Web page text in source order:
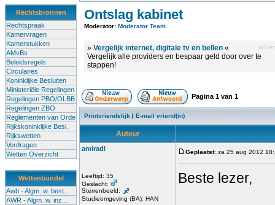
Rechtsbronnen
Rechtspraak
Kamervragen
Kamerstukken
AMvBs
Beleidsregels
Circulaires
Koninklijke Besluiten
Ministeriële Regelingen
Regelingen PBO/OLBB
Regelingen ZBO
Reglementen van Orde
Rijkskoninklijke Besl.
Rijkswetten
Verdragen
Wetten Overzicht
Wettenbundel
Awb - Algm. w. best...
AWR - Algm. w. inz...
Ontslag kabinet
Moderator: Moderator Team
» Vergelijk internet, digitale tv en bellen «
Vergelijk alle providers en bespaar geld door over te
stappen!
Pagina 1 van 1
Printvriendelijk | E-mail vriend(in)
Auteur
amiradl
Leeftijd: 35
Geslacht:
Sterrenbeeld:
Studieomgeving (BA): HAN
Geplaatst: za 25 aug 2012
Beste lezer,